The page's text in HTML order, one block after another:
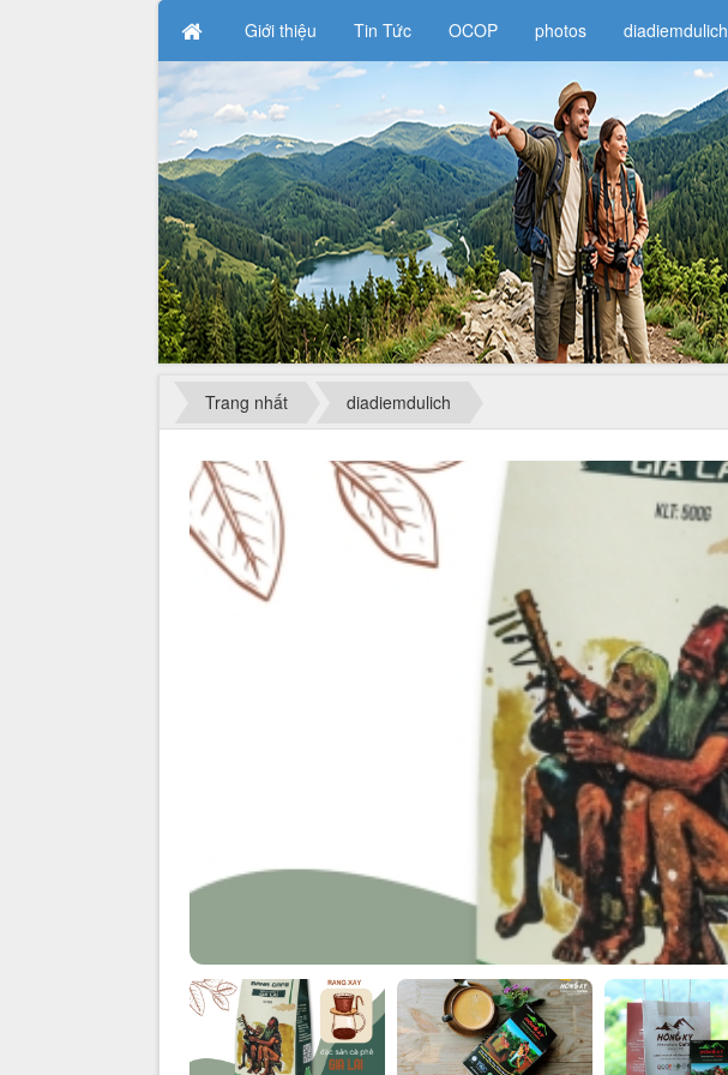
Giới thiệu Tin Tức OCOP photos diadiemdulich
Trang nhất diadiemdulich